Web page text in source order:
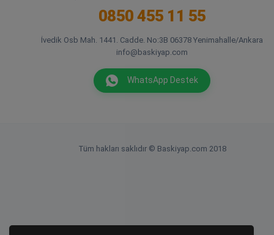
0850 455 11 55
İvedik Osb Mah. 1441. Cadde. No:3B 06378 Yenimahalle/Ankara
info@baskiyap.com
WhatsApp Destek
Tüm hakları saklıdır © Baskiyap.com 2018